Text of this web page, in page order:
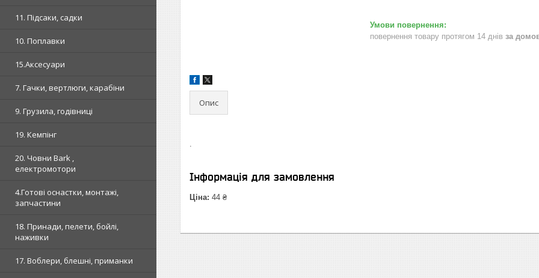
11. Підсаки, садки
10. Поплавки
15.Аксесуари
7. Гачки, вертлюги, карабіни
9. Грузила, годівниці
19. Кемпінг
20. Човни Bark ,
електромотори
4.Готові оснастки, монтажі,
запчастини
18. Принади, пелети, бойлі,
наживки
17. Воблери, блешні, приманки
повернення товару протягом 14 днів за
Опис
.
Інформація для замовлення
Ціна: 44 ₴